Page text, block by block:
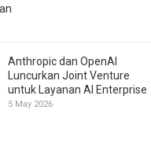
Anthropic dan OpenAI
Luncurkan Joint Venture
untuk Layanan AI Enterprise
5 May 2026